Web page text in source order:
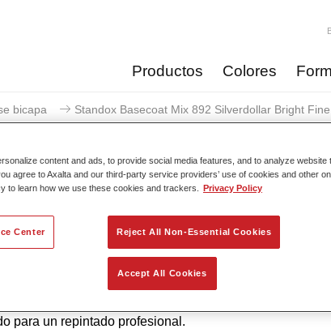
Productos Colores
bicapa Standox Basecoat Mix 892 Silverdollar Bright Fine
Basecoat Mix 892
para un repintado profesional.
content and ads, to provide social media features, and to analyze website
agree to Axalta and our third-party service providers’ use of cookies and other
to learn how we use these cookies and trackers.
Privacy Policy
Reject All Non-Essential Cookies
Accept All Cookies
Center